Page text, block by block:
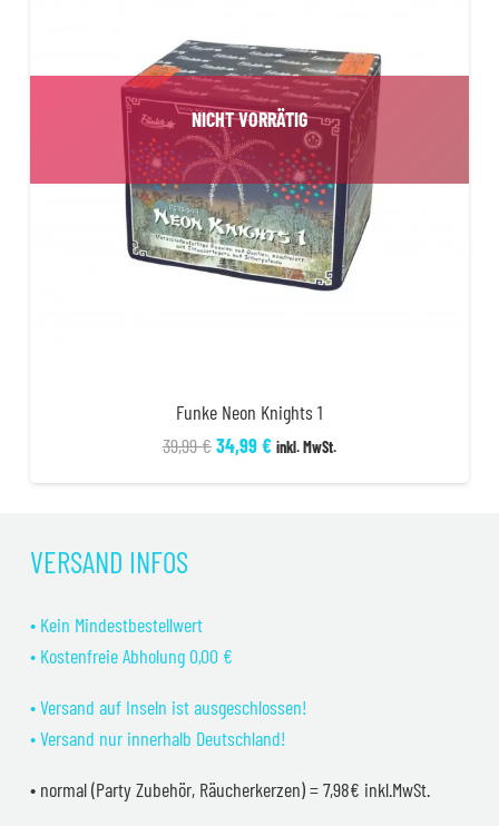
NICHT VORRÄTIG
Funke Neon Knights 1
39,99€Ursprünglicher
34,99€Aktueller
inkl. MwSt.
VERSAND INFOS
• Kein Mindestbestellwert
• Kostenfreie Abholung 0,00 €
• Versand auf Inseln ist ausgeschlossen!
• Versand nur innerhalb Deutschland!
• normal (Party Zubehör, Räucherkerzen) = 7,98€ inkl.MwSt.